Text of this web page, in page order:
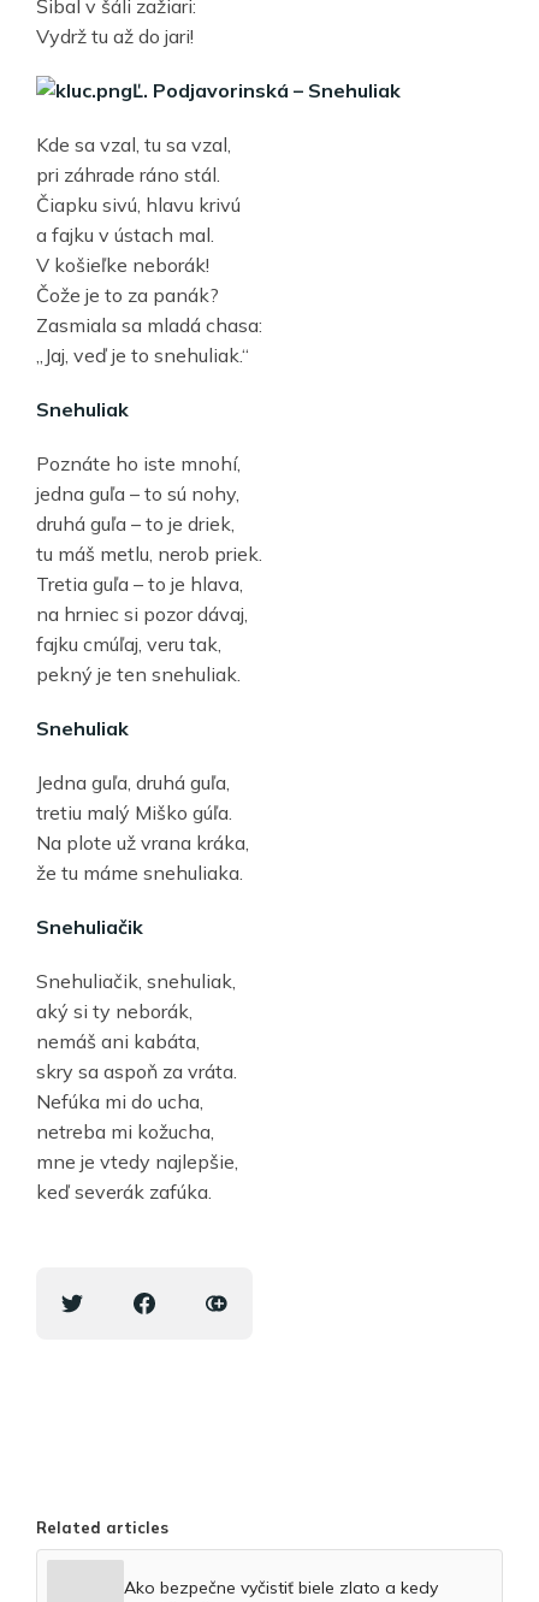
Šibal v šáli zažiari:
Vydrž tu až do jari!
Ľ. Podjavorinská – Snehuliak
Kde sa vzal, tu sa vzal,
pri záhrade ráno stál.
Čiapku sivú, hlavu krivú
a fajku v ústach mal.
V košieľke neborák!
Čože je to za panák?
Zasmiala sa mladá chasa:
„Jaj, veď je to snehuliak.“
Snehuliak
Poznáte ho iste mnohí,
jedna guľa – to sú nohy,
druhá guľa – to je driek,
tu máš metlu, nerob priek.
Tretia guľa – to je hlava,
na hrniec si pozor dávaj,
fajku cmúľaj, veru tak,
pekný je ten snehuliak.
Snehuliak
Jedna guľa, druhá guľa,
tretiu malý Miško gúľa.
Na plote už vrana kráka,
že tu máme snehuliaka.
Snehuliačik
Snehuliačik, snehuliak,
aký si ty neborák,
nemáš ani kabáta,
skry sa aspoň za vráta.
Nefúka mi do ucha,
netreba mi kožucha,
mne je vtedy najlepšie,
keď severák zafúka.
Related articles
Ako bezpečne vyčistiť biele zlato a kedy